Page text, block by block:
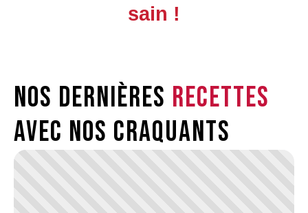
sain !
Nos dernières recettes
avec nos craquants